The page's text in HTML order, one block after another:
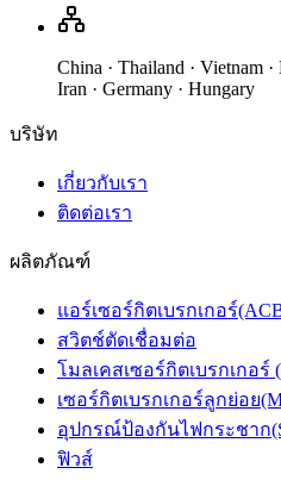
China · Thailand · Vietnam
Iran · Germany · Hungary
บริษัท
เกี่ยวกับเรา
ติดต่อเรา
ผลิตภัณฑ์
แอร์เซอร์กิตเบรกเกอร์
สวิตช์ตัดเชื่อมต่อ
โมลเคสเซอร์กิตเบรกเกอร์
เซอร์กิตเบรกเกอร์ลูกย่อย
อุปกรณ์ป้องกันไฟกระชาก
ฟิวส์